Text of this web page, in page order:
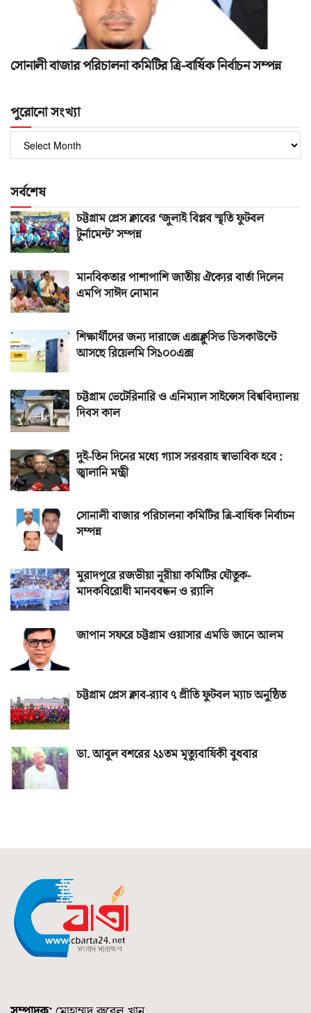
সোনালী বাজার পরিচালনা কমিটির ত্রি-বার্ষিক নির্বাচন সম্পন্ন
পুরোনো সংখ্যা
সংখ্যা
সর্বশেষ
চট্টগ্রাম প্রেস ক্লাবের ‘জুলাই বিপ্লব স্মৃতি ফুটবল
টুর্নামেন্ট’ সম্পন্ন
মানবিকতার পাশাপাশি জাতীয় ঐক্যের বার্তা দিলেন
এমপি সাঈদ নোমান
শিক্ষার্থীদের জন্য দারাজে এক্সক্লুসিভ ডিসকাউন্টে
আসছে রিয়েলমি সি১০০এক্স
চট্টগ্রাম ভেটেরিনারি ও এনিম্যাল সাইন্সেস বিশ্ববিদ্যালয়
দিবস কাল
দুই-তিন দিনের মধ্যে গ্যাস সরবরাহ স্বাভাবিক হবে :
জ্বালানি মন্ত্রী
সোনালী বাজার পরিচালনা কমিটির ত্রি-বার্ষিক নির্বাচন
সম্পন্ন
মুরাদপুরে রজভীয়া নূরীয়া কমিটির যৌতুক-
মাদকবিরোধী মানববন্ধন ও র‌্যালি
জাপান সফরে চট্টগ্রাম ওয়াসার এমডি জানে আলম
চট্টগ্রাম প্রেস ক্লাব-র‌্যাব ৭ প্রীতি ফুটবল ম্যাচ অনুষ্ঠিত
ডা. আবুল বশরের ২১তম মৃত্যুবার্ষিকী বুধবার